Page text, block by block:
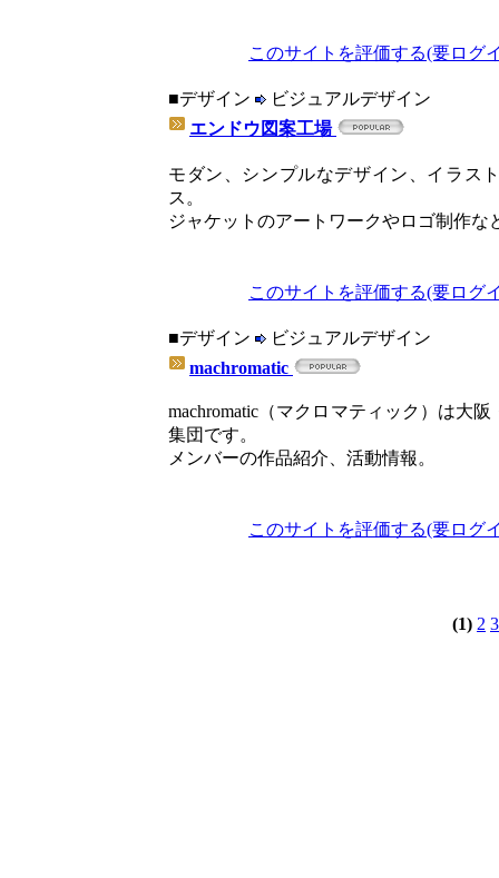
このサイトを評価する(要ログ
■デザイン
ビジュアルデザイン
エンドウ図案工場
モダン、シンプルなデザイン、イラス
ス。
ジャケットのアートワークやロゴ制作な
このサイトを評価する(要ログ
■デザイン
ビジュアルデザイン
machromatic
machromatic（マクロマティック）は大
集団です。
メンバーの作品紹介、活動情報。
このサイトを評価する(要ログ
(1) 2 3